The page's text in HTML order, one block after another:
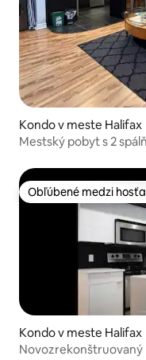
Kondo v meste Halifax
Mestský pobyt s 2
Obľúbené medzi
Obľúbené medzi
Kondo v meste Halifax
Novozrekonštruovaný